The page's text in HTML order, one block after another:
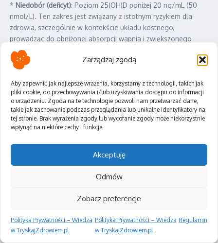
Zarządzaj zgodą
Aby zapewnić jak najlepsze wrażenia, korzystamy z technologii, takich jak
pliki cookie, do przechowywania i/lub uzyskiwania dostępu do informacji
o urządzeniu. Zgoda na te technologie pozwoli nam przetwarzać dane,
takie jak zachowanie podczas przeglądania lub unikalne identyfikatory na
tej stronie. Brak wyrażenia zgody lub wycofanie zgody może niekorzystnie
wpłynąć na niektóre cechy i funkcje.
Akceptuję
Odmów
Zobacz preferencje
Polityka Prywatności – Wiedza
w TryskajZdrowiem.pl
Polityka Prywatności – Wiedza
w TryskajZdrowiem.pl
Regulamin
* Niedobór (deficyt): Poziom 25(OH)D poniżej 20 ng/mL (50
nmol/L). Ten zakres jest związany z istotnym ryzykiem dla
zdrowia, szczególnie w kontekście układu kostnego,
prowadząc do obniżonej absorpcji wapnia i zwiększonego
ryzyka osteomalacji u dorosłych oraz krzywicy u dzieci, jak
również nasilając rozwój osteoporozy.
Niewystarczający (suboptymalny)
zakresie 20-30 ng/mL (50-75 nmol/L). W tym przedziale
stężenia witaminy D są zbyt niskie, aby zapewnić optymalne
funkcjonowanie organizmu, w tym prawidłowe wchłanianie
wapnia. Zalecana jest interwencja suplementacyjna.
*Optymalny/Wystarczający: Poziom 25(OH)D w zakresie 30-
idealny dla większości populacji, zapewniający prawidłową
mineralizację kości i wsparcie dla innych funkcji fizjologicznych
witaminy D. Niektóre źródła rozszerzają ten zakres nawet do
dodatkowych korzyści zdrowotnych.
zakresie 50-100 ng/mL (125-250 nmol/L). Stężenia w tym
przedziale są zazwyczaj bezpieczne i nie wiążą się z ryzykiem